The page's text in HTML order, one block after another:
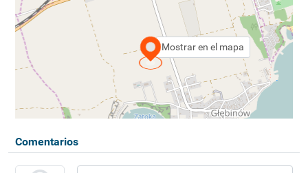
Mostrar en el mapa
Comentarios